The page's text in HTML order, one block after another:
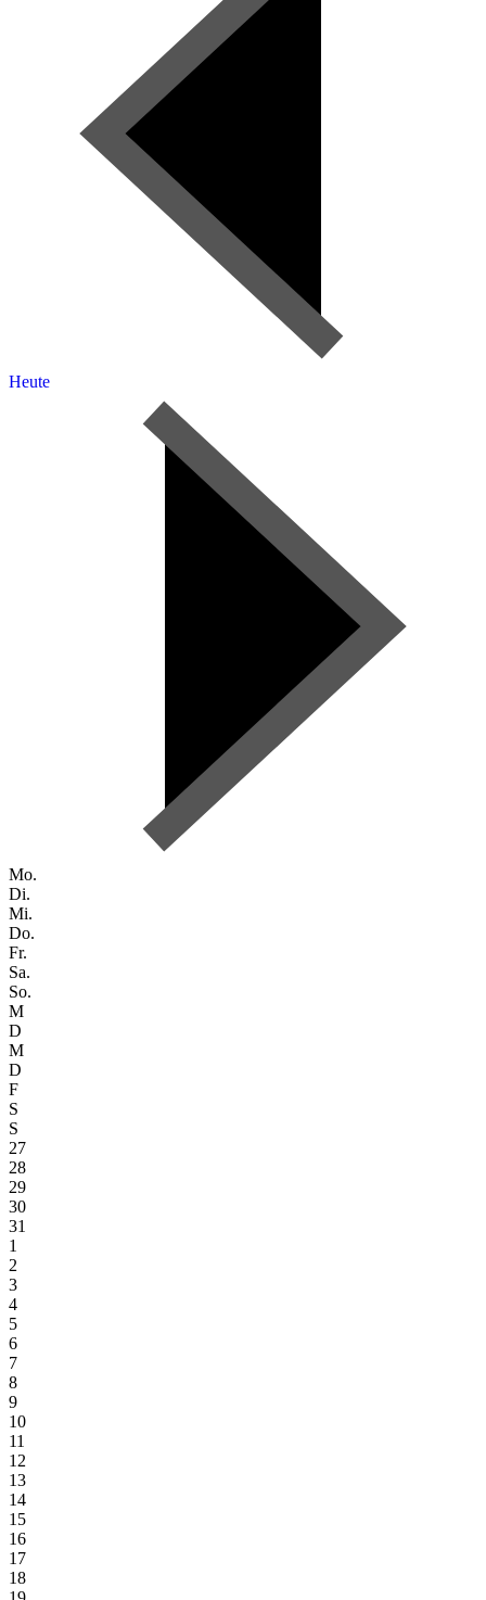
Heute
Mo.
Di.
Mi.
Do.
Fr.
Sa.
So.
M
D
M
D
F
S
S
27
28
29
30
31
1
2
3
4
5
6
7
8
9
10
11
12
13
14
15
16
17
18